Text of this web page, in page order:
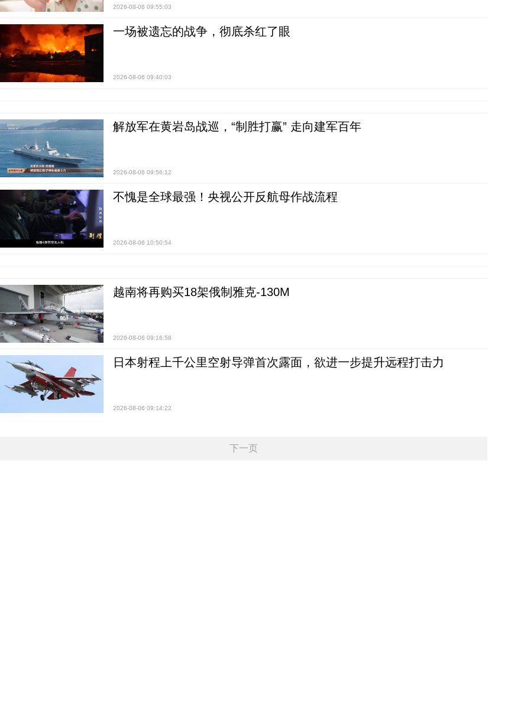
2026-08-06 09:55:03
一场被遗忘的战争，彻底杀红了眼
2026-08-06 09:40:03
解放军在黄岩岛战巡，“制胜打赢” 走向建军百年
2026-08-06 09:56:12
不愧是全球最强！央视公开反航母作战流程
2026-08-06 10:50:54
越南将再购买18架俄制雅克-130M
2026-08-06 09:16:58
日本射程上千公里空射导弹首次露面，欲进一步提升远程打击力
2026-08-06 09:14:22
下一页